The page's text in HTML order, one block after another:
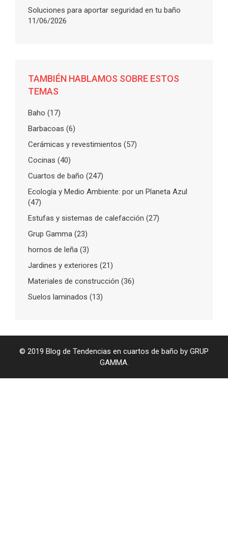
Soluciones para aportar seguridad en tu baño
11/06/2026
TAMBIÉN HABLAMOS SOBRE ESTOS
TEMAS
Baho (17)
Barbacoas (6)
Cerámicas y revestimientos (57)
Cocinas (40)
Cuartos de baño (247)
Ecología y Medio Ambiente: por un Planeta Azul
(47)
Estufas y sistemas de calefacción (27)
Grup Gamma (23)
hornos de leña (3)
Jardines y exteriores (21)
Materiales de construcción (36)
Suelos laminados (13)
© 2019 Blog de Tendencias en cuartos de baño by GRUP
GAMMA.